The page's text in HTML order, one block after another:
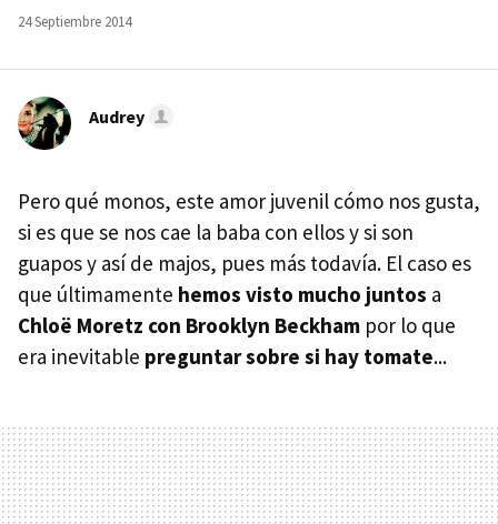
24 Septiembre 2014
Audrey
Pero qué monos, este amor juvenil cómo nos gusta,
si es que se nos cae la baba con ellos y si son
guapos y así de majos, pues más todavía. El caso es
que últimamente hemos visto mucho juntos a
Chloë Moretz con Brooklyn Beckham por lo que
era inevitable preguntar sobre si hay tomate...